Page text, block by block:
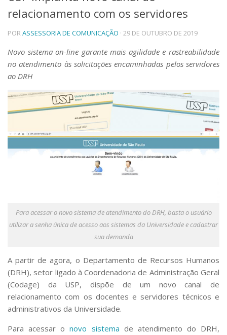
Telefones e Mapas
Pessoas
Ensino
Graduação
Pós-Graduação
Educação a distância
Pesquisa e Inovação
Linhas de Pesquisa
Centros, Núcleos e Projetos em Rede
Pós-doutorado
Iniciação Científica
Transferência de Tecnologia
Museus e Espaços Interativos
Apoio ao Estudante
Segurança, Trânsito e Prevenção
RH, Administrativo e Financeiro
Outros serviços
Comunicação
Aplicativos e Sites
relacionamento com os servidores
PORASSESSORIA DE COMUNICAÇÃO · 29 DE OUTUBRO DE 2019
Novo sistema on-line garante mais agilidade e rastreabilidade
no atendimento às solicitações encaminhadas pelos servidores
ao DRH
Para acessar o novo sistema de atendimento do DRH, basta o usuário
utilizar a senha única de acesso aos sistemas da Universidade e cadastrar
sua demanda
A partir de agora, o Departamento de Recursos Humanos
(DRH), setor ligado à Coordenadoria de Administração Geral
(Codage) da USP, dispõe de um novo canal de
relacionamento com os docentes e servidores técnicos e
administrativos da Universidade.
Para acessar onovo sistema de atendimento do DRH,